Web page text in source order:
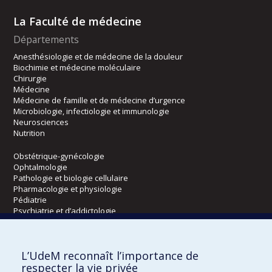
La Faculté de médecine
Départements
Anesthésiologie et de médecine de la douleur
Biochimie et médecine moléculaire
Chirurgie
Médecine
Médecine de famille et de médecine d’urgence
Microbiologie, infectiologie et immunologie
Neurosciences
Nutrition
Obstétrique-gynécologie
Ophtalmologie
Pathologie et biologie cellulaire
Pharmacologie et physiologie
Pédiatrie
Psychiatrie et d’addictologie
Radiologie, radio-oncologie et médecine nucléaire
Écoles
L’UdeM reconnaît l’importance de
respecter la vie privée